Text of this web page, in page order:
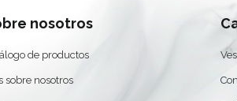
nosotros
de productos
sobre nosotros